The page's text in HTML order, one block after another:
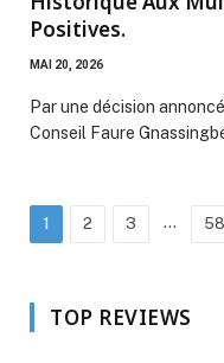
Positives.
MAI 20, 2026
Par une décision
Conseil Faure
1 2 3 … 58
TOP REVIEWS